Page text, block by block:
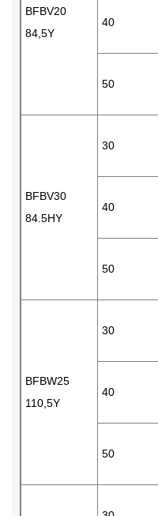
BFBV20
84,5Y
40
50
BFBV30
84.5HY
30
40
50
BFBW25
110,5Y
30
40
50